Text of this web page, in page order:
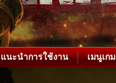
แนะนำการใช้งาน เมนูเกม